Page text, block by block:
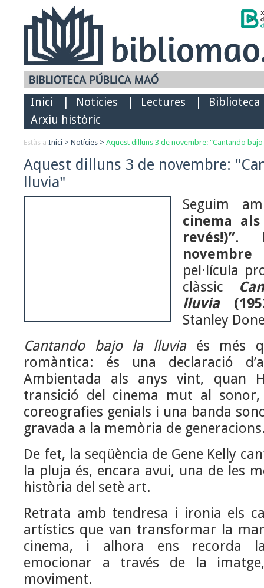
Inici Noticies Lectures
Biblioteca
Arxiu històric
Estàs a Inici > Notícies > Aquest dilluns 3 de novembre: "Cantando
Aquest dilluns 3 de novembre:
lluvia"
Seguim
cinema
revés!)”.
pel·lícula
clàssic
lluvia
Stanley
Cantando bajo la lluviaés més
romàntica: és una declaració
Ambientada als anys vint, quan
transició del cinema mut al
coreografies genials i una banda
gravada a la memòria de
De fet, la seqüència de Gene Kelly
la pluja és, encara avui, una de les
història del setè art.
Retrata amb tendresa i ironia els
artístics que van transformar la
cinema, i alhora ens recorda
emocionar a través de la
moviment.